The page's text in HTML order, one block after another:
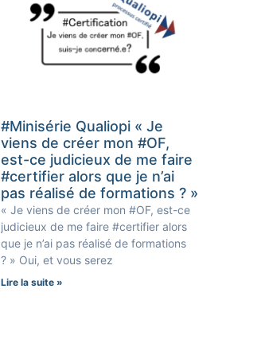
#Minisérie Qualiopi « Je
viens de créer mon #OF,
est-ce judicieux de me faire
#certifier alors que je n’ai
pas réalisé de formations ? »
« Je viens de créer mon #OF, est-ce
judicieux de me faire #certifier alors
que je n’ai pas réalisé de formations
? » Oui, et vous serez
Lire la suite »